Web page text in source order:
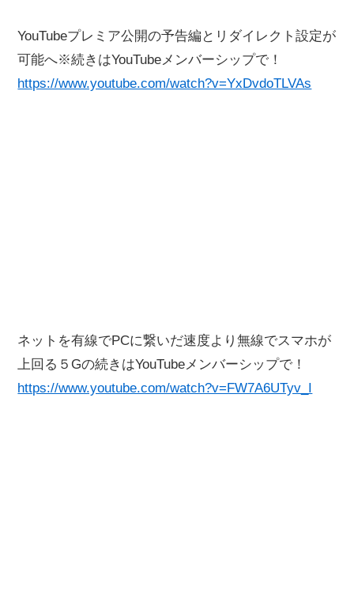
YouTubeプレミア公開の予告編とリダイレクト設定が
可能へ※続きはYouTubeメンバーシップで！
https://www.youtube.com/watch?v=YxDvdoTLVAs
ネットを有線でPCに繋いだ速度より無線でスマホが
上回る５Gの続きはYouTubeメンバーシップで！
https://www.youtube.com/watch?v=FW7A6UTyv_I